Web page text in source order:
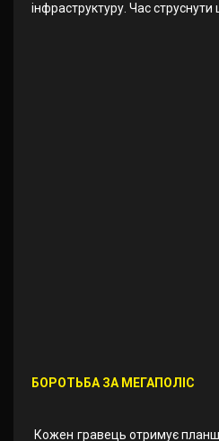
інфраструктуру. Час струснути
БОРОТЬБА ЗА МЕГАПОЛІС
Кожен гравець отримує